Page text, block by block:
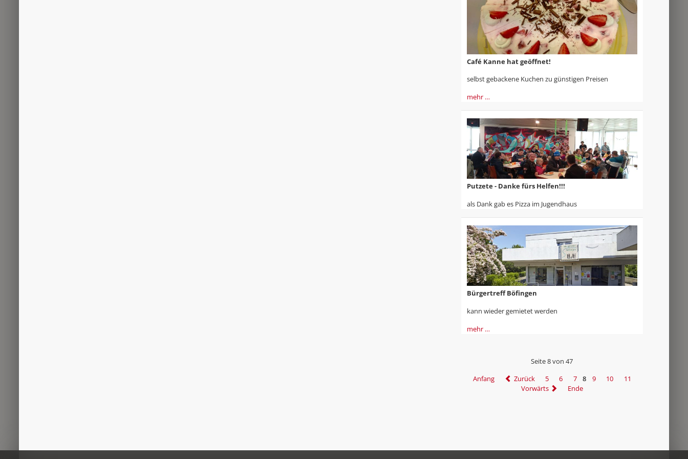
Café Kanne hat geöffnet!
selbst gebackene Kuchen zu günstigen Preisen
mehr …
Putzete - Danke fürs Helfen!!!
als Dank gab es Pizza im Jugendhaus
Bürgertreff Böfingen
kann wieder gemietet werden
mehr …
Seite 8 von 47
Anfang
Zurück 5 6 7 8 9 10
11
Vorwärts
Ende